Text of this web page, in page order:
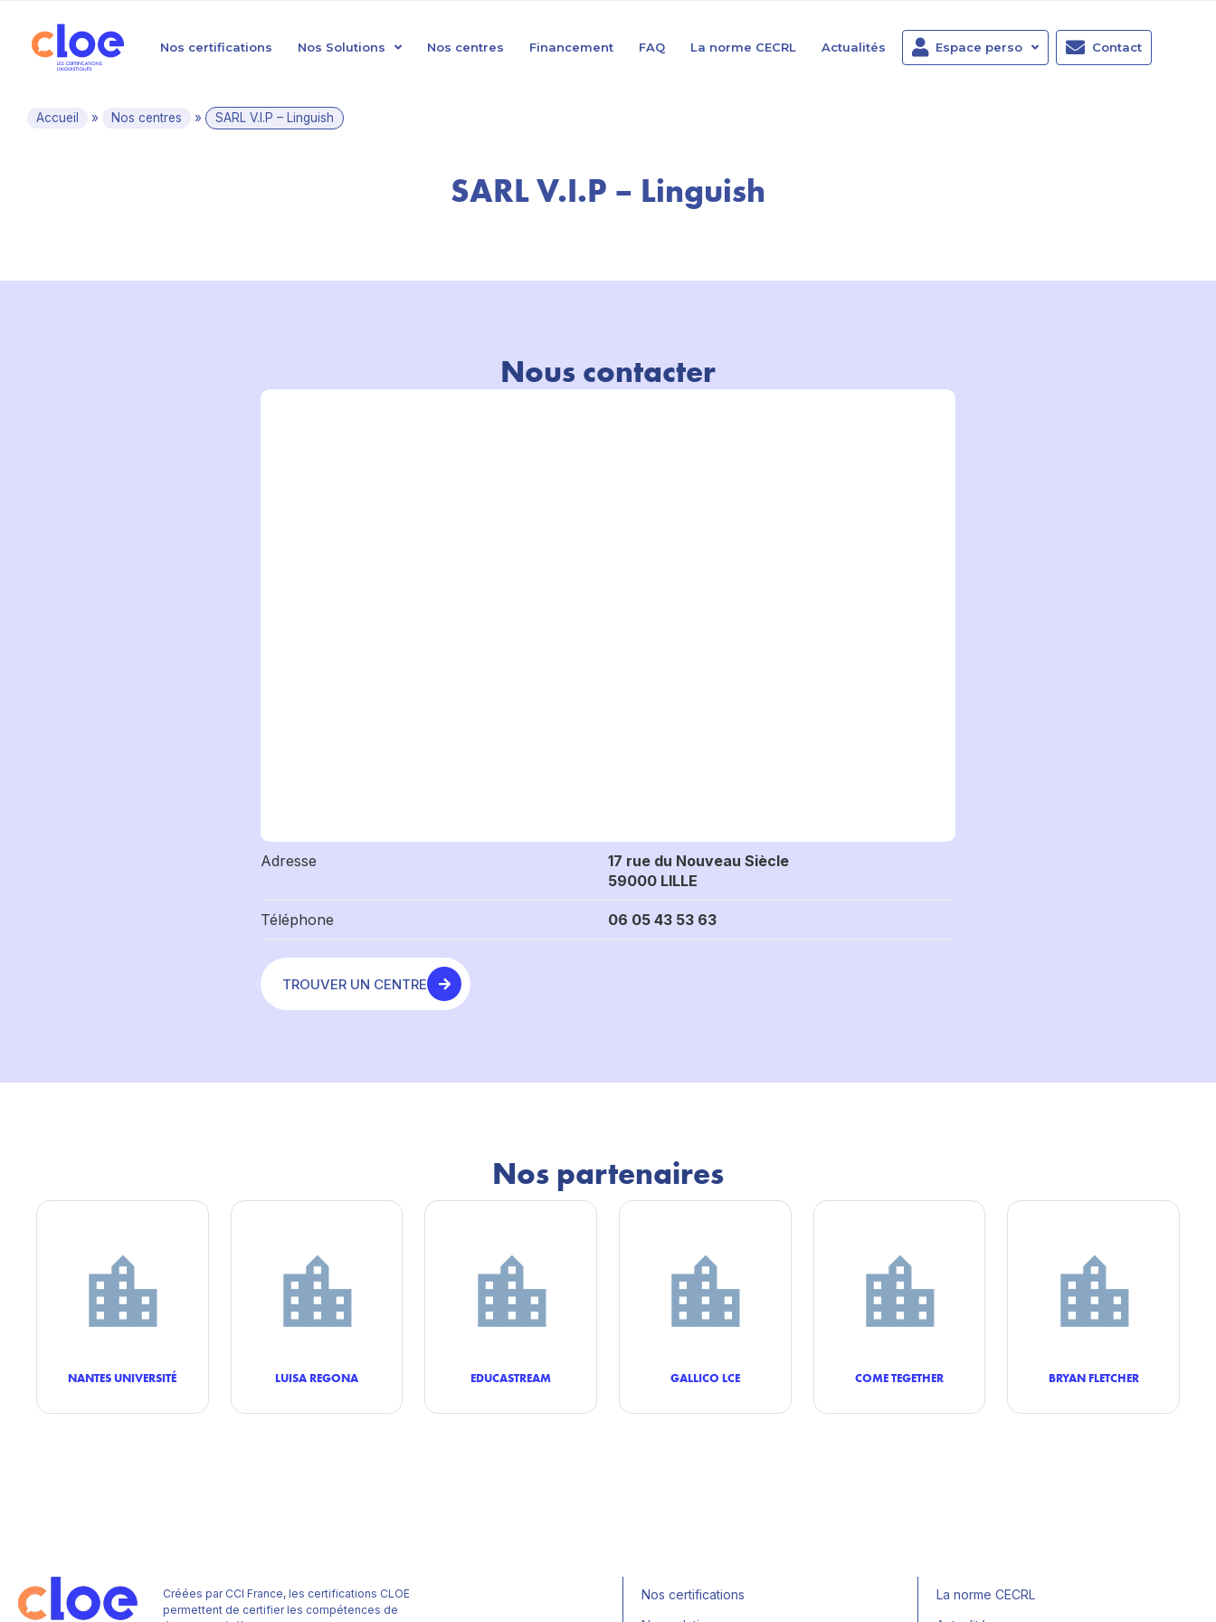
Nos certifications Nos Solutions Nos centres Financement FAQ La norme CECRL Actualités Espace perso Contact
Accueil » Nos centres » SARL V.I.P – Linguish
SARL V.I.P – Linguish
Nous contacter
Adresse
17 rue du Nouveau Siècle
59000 LILLE
Téléphone 06 05 43 53 63
TROUVER UN CENTRE
Nos partenaires
NANTES UNIVERSITÉ LUISA REGONA EDUCASTREAM GALLICO LCE COME TEGETHER BRYAN FLETCHER
Créées par CCI France, les certifications CLOE
permettent de certifier les compétences de
Nos certifications
La norme CECRL